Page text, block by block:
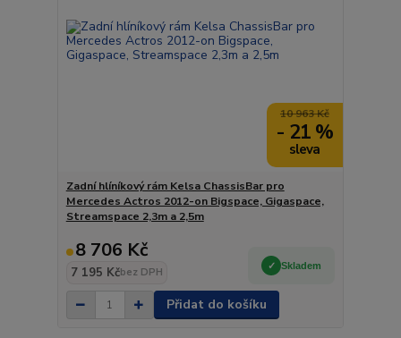
10 963 Kč
- 21 %
Zadní hlíníkový rám Kelsa ChassisBar pro
Mercedes Actros 2012-on Bigspace, Gigaspace,
Streamspace 2,3m a 2,5m
8 706 Kč
7 195 Kčbez DPH
Skladem
Přidat do košíku